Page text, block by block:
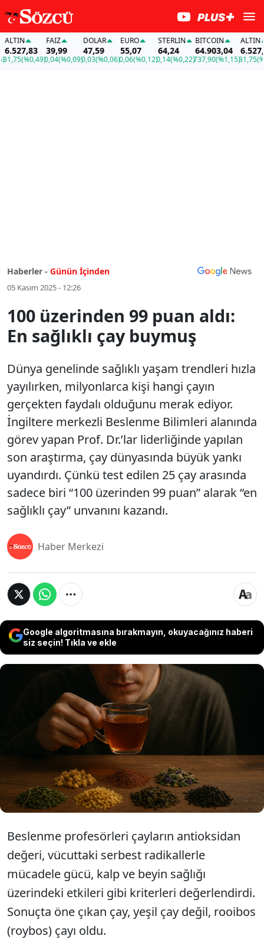
(%0,49)
FAİZ
39,99
0,04(%0,09)
DOLAR
47,59
0,03(%0,06)
EURO
55,07
0,06(%0,12)
STERLIN
64,24
0,14(%0,22)
BITCOIN
64.903,04
737,90(%1,15)
ALTIN
6.527,83
31,75
Haberler - Günün İçinden
05 Kasım 2025 - 12:26
100 üzerinden 99 puan aldı:
En sağlıklı çay buymuş
Dünya genelinde sağlıklı yaşam trendleri hızla
yayılırken, milyonlarca kişi hangi çayın
gerçekten faydalı olduğunu merak ediyor.
İngiltere merkezli Beslenme Bilimleri alanında
görev yapan Prof. Dr.’lar liderliğinde yapılan
son araştırma, çay dünyasında büyük yankı
uyandırdı. Çünkü test edilen 25 çay arasında
sadece biri “100 üzerinden 99 puan” alarak “en
sağlıklı çay” unvanını kazandı.
Haber Merkezi
Google algoritmasına bırakmayın, okuyacağınız haberi
siz seçin! Tıkla ve ekle
Dünya genelinde sağlıklı yaşam trendleri hızla
yayılırken, milyonlarca kişi hangi çayın gerçekten
faydalı olduğunu merak ediyor. İngiltere merkezli
Beslenme Bilimleri alanında görev yapan Prof.
Dr.’lar liderliğinde yapılan son araştırma, çay
dünyasında büyük yankı uyandırdı. Çünkü test
edilen 25 çay arasında sadece biri “100 üzerinden
99 puan” alarak “en sağlıklı çay” unvanını kazandı.
Beslenme profesörleri çayların antioksidan
değeri, vücuttaki serbest radikallerle
mücadele gücü, kalp ve beyin sağlığı
üzerindeki etkileri gibi kriterleri değerlendirdi.
Sonuçta öne çıkan çay, yeşil çay değil, rooibos
(roybos) çayı oldu.